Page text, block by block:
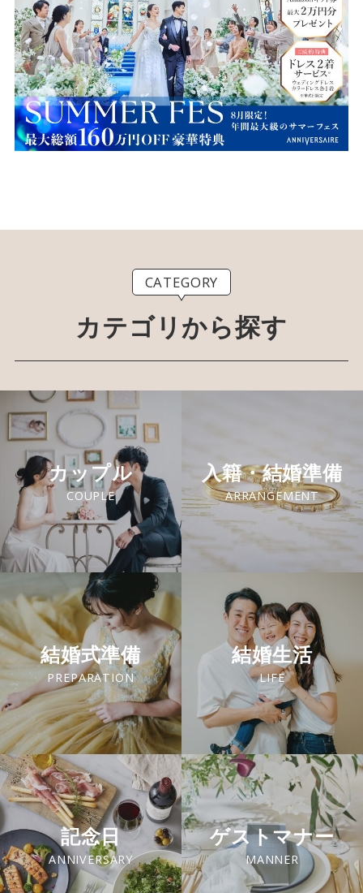
CATEGORY
カテゴリから探す
カップル
COUPLE
入籍・結婚準備
ARRANGEMENT
結婚式準備
PREPARATION
結婚生活
LIFE
記念日
ANNIVERSARY
ゲストマナー
MANNER